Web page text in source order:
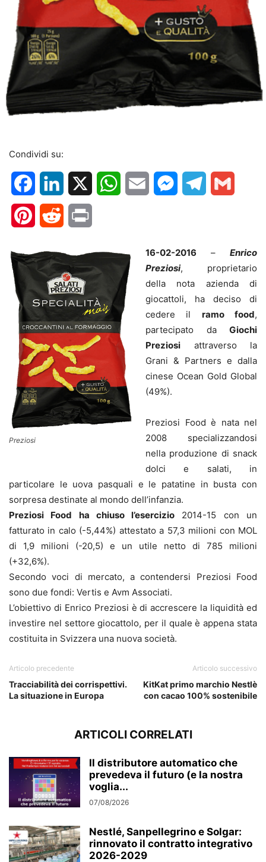
Condividi su:
FacebookLinkedIn WhatsApp
Email MessengerTelegram
PinterestReddit
Preziosi
16-02-2016 – Enrico
Preziosi, proprietario
della nota azienda di
giocattoli, ha deciso di
cedere il ramo food,
partecipato da Giochi
Preziosi attraverso la
Grani & Partners e dalla
cinese Ocean Gold Global
(49%).
Preziosi Food è nata nel
2008 specializzandosi
nella produzione di snack
dolci e salati, in
particolare le uova pasquali e le patatine in busta con
sorpresa destinate al mondo dell’infanzia.
Preziosi Food ha chiuso l’esercizio 2014-15 con un
fatturato in calo (-5,44%) attestato a 57,3 milioni con MOL
di 1,9 milioni (-20,5) e un utile netto di 785 milioni
(+32,6%).
Secondo voci di mercato, a contendersi Preziosi Food
sono due fondi: Vertis e Avm Associati.
L’obiettivo di Enrico Preziosi è di accrescere la liquidità ed
investire nel settore giocattolo, per il quale è appena stata
costituita in Svizzera una nuova società.
Articolo precedente
Tracciabilità dei corrispettivi.
La situazione in Europa
Articolo successivo
KitKat primo marchio Nestlè
con cacao 100% sostenibile
ARTICOLI CORRELATI
Il distributore automatico che
prevedeva il futuro (e la nostra
voglia...
07/08/2026
Nestlé, Sanpellegrino e Solgar:
rinnovato il contratto integrativo
2026-2029